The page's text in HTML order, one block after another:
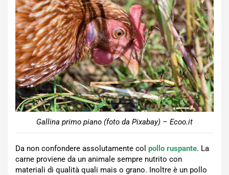
Gallina primo piano (foto da Pixabay) – Ecoo.it
Da non confondere assolutamente col pollo ruspante. La
carne proviene da un animale sempre nutrito con
materiali di qualità quali mais o grano. Inoltre è un pollo